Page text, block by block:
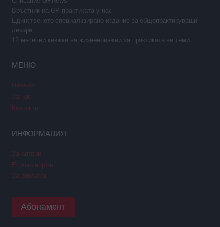
Връстник на GP практиката у нас
Единственото специализирано издание за общопрактикуващи
лекари
12 месечни книжки на жизненоважни за практиката ви теми
МЕНЮ
Начало
За нас
Контакти
ИНФОРМАЦИЯ
За автори
Етични норми
За реклама
Абонамент